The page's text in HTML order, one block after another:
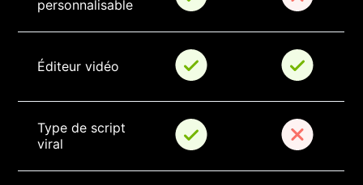
personnalisable
Éditeur vidéo
Type de script
viral